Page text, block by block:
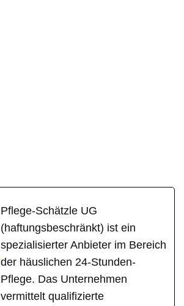
Pflege-Schätzle UG
(haftungsbeschränkt) ist ein
spezialisierter Anbieter im Bereich
der häuslichen 24-Stunden-
Pflege. Das Unternehmen
vermittelt qualifizierte